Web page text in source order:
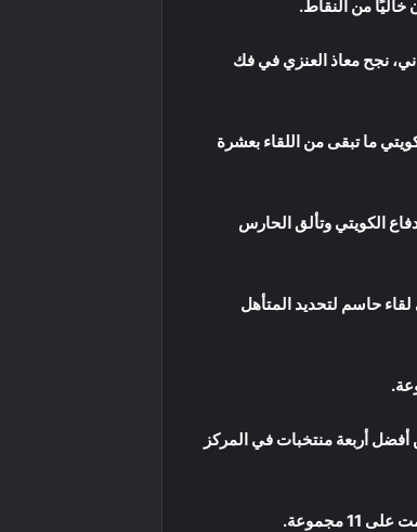
نجح معاذ العنزي في فك
ليكمل الفريق الكويتي ما تبقى من اللقاء بعشرة
الكويتي وتألق الحارس
من دور المجموعات، في لقاء حاسم لتحديد المتأهل
أربعة منتخبات في المركز